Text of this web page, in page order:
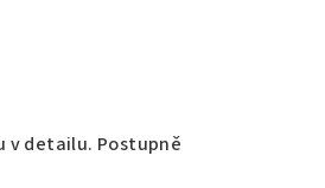
v detailu. Postupně